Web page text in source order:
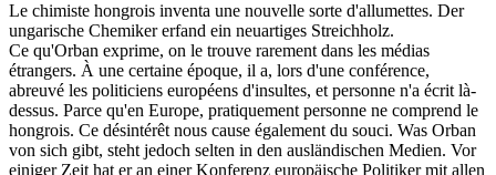
Le chimiste hongrois inventa une nouvelle sorte d'allumettes. Der
ungarische Chemiker erfand ein neuartiges Streichholz.
Ce qu'Orban exprime, on le trouve rarement dans les médias
étrangers. À une certaine époque, il a, lors d'une conférence,
abreuvé les politiciens européens d'insultes, et personne n'a écrit là-
dessus. Parce qu'en Europe, pratiquement personne ne comprend le
hongrois. Ce désintérêt nous cause également du souci. Was Orban
von sich gibt, steht jedoch selten in den ausländischen Medien. Vor
einiger Zeit hat er an einer Konferenz europäische Politiker mit allen